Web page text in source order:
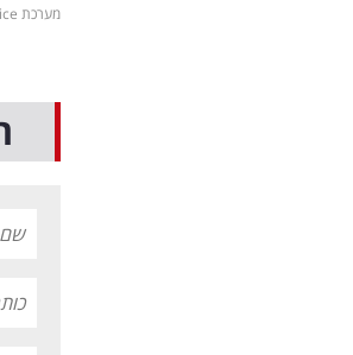
מערכת ice